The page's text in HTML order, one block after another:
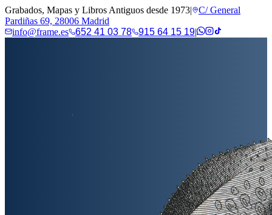
Grabados, Mapas y Libros Antiguos desde 1973|
C/ General
Pardiñas 69, 28006 Madrid
info@frame.es
652 41 03 78 915 64 15 19|